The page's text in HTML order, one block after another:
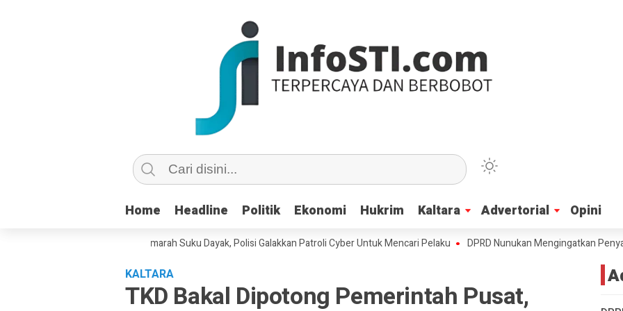
Home Headline Politik Ekonomi Hukrim Kaltara Advertorial Opini
Home Headline Politik Ekonomi Hukrim Kaltara Advertorial Opini
di Medsos Picu Amarah Suku Dayak, Polisi Galakkan Patroli Cyber Untuk Mencari Pelaku DPRD Nunukan Mengingatkan Penyaluran
KALTARA
TKD Bakal Dipotong Pemerintah Pusat,